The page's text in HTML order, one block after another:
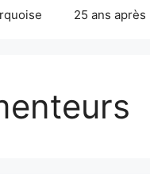
25 ans après